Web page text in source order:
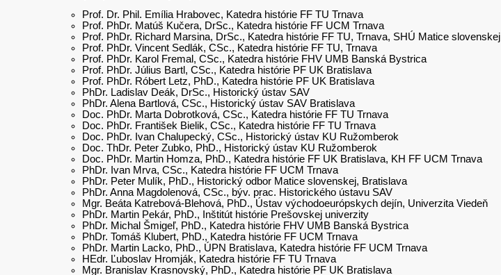
Prof. Dr. Phil. Emília Hrabovec, Katedra histórie FF TU Trnava
Prof. PhDr. Matúš Kučera, DrSc., Katedra histórie FF UCM Trnava
Prof. PhDr. Richard Marsina, DrSc., Katedra histórie FF TU, Trnava, SHÚ Matice slovenskej
Prof. PhDr. Vincent Sedlák, CSc., Katedra histórie FF TU, Trnava
Prof. PhDr. Karol Fremal, CSc., Katedra histórie FHV UMB Banská Bystrica
Prof. PhDr. Július Bartl, CSc., Katedra histórie PF UK Bratislava
Prof. PhDr. Róbert Letz, PhD., Katedra histórie PF UK Bratislava
PhDr. Ladislav Deák, DrSc., Historický ústav SAV
PhDr. Alena Bartlová, CSc., Historický ústav SAV Bratislava
Doc. PhDr. Marta Dobrotková, CSc., Katedra histórie FF TU Trnava
Doc. PhDr. František Bielik, CSc., Katedra histórie FF TU Trnava
Doc. PhDr. Ivan Chalupecký, CSc., Historický ústav KU Ružomberok
Doc. ThDr. Peter Zubko, PhD., Historický ústav KU Ružomberok
Doc. PhDr. Martin Homza, PhD., Katedra histórie FF UK Bratislava, KH FF UCM Trnava
PhDr. Ivan Mrva, CSc., Katedra histórie FF UCM Trnava
PhDr. Peter Mulík, PhD., Historický odbor Matice slovenskej, Bratislava
PhDr. Anna Magdolenová, CSc., býv. prac. Historického ústavu SAV
Mgr. Beáta Katrebová-Blehová, PhD., Ústav východoeurópskych dejín, Univerzita Viedeň
PhDr. Martin Pekár, PhD., Inštitút histórie Prešovskej univerzity
PhDr. Michal Šmigeľ, PhD., Katedra histórie FHV UMB Banská Bystrica
PhDr. Tomáš Klubert, PhD., Katedra histórie FF UCM Trnava
PhDr. Martin Lacko, PhD., ÚPN Bratislava, Katedra histórie FF UCM Trnava
HEdr. Ľuboslav Hromják, Katedra histórie FF TU Trnava
Mgr. Branislav Krasnovský, PhD., Katedra histórie PF UK Bratislava